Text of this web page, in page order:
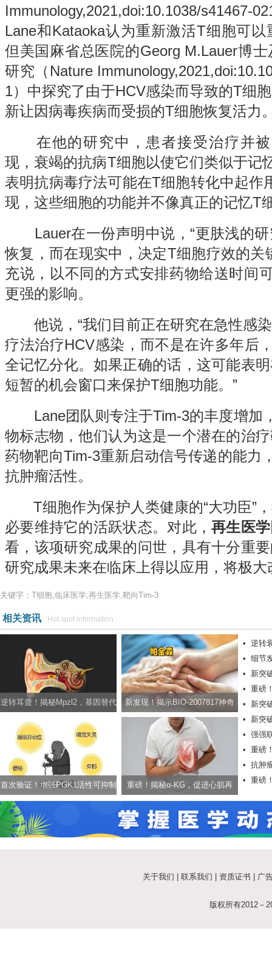
Immunology,2021,doi:10.1038/
Lane和Kataoka认为重新激活T细胞可
但美国麻省总医院的Georg M.Lauer博
研究（Nature
1）中探究了由于HCV感染而导致的T细
新让因病毒疾病而受损的T细胞恢复活力
在他的研究中，患者接受治疗并被
现，衰竭的抗病T细胞以使它们类似于记
表明抗病毒疗法可能在T细胞转化中起作
现，这些细胞的功能并不像真正的记忆T
Lauer在一份声明中说，“更肤浅的研
恢复，而在现实中，决定T细胞疗效的关
充说，以不同的方式安排药物给送时间
更强的影响。
他说，“我们目前正在研究在急性感染
疗法治疗HCV感染，而不是在许多年后
全记忆分化。如果正确的话，这可能表
短暂的机会窗口来保护T细胞功能。”
Lane团队则专注于Tim-3的丰度增加
物标志物，他们认为这是一个潜在的治
药物靶向Tim-3重新启动信号传递的能力
抗肿瘤活性。
T细胞作为保护人类健康的“大功臣”
必要维持它的活跃状态。对此，再生医
看，该项研究成果的问世，具有十分重
研究成果未来在临床上得以应用，将极
关键字：T细胞,临床医学,再生医学,靶向Tim-3
相关资讯 Hot spot information
逆转耳聋！揭秘Mpzl2，基因替代
疗法有望治疗非综合征型耳聋
新发现！揭示BIO-2007817神奇
效果，拒绝帕金森年轻化
首次验证！增强PGK1活性可抑制
帕金森，助力告别颤抖人生
重磅！揭秘α-KG，促进心肌再
• 逆转
孕症
• 细节
光线产
• 新突
• 重磅
视
• 新突
• 新突
髓损伤
• 强强
• 重磅
• 抗肿
癌治疗
• 重磅
关于我们 联系我们 资质证书 广
版权所有2012－